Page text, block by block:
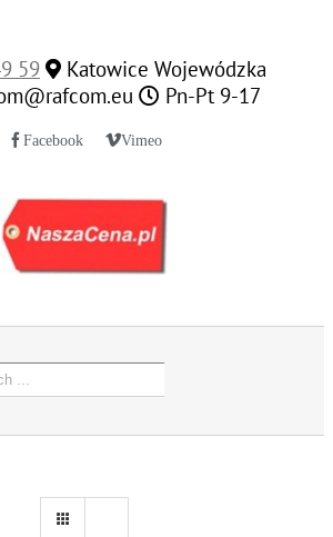
59
Katowice Wojewódzka
Pn-Pt 9-17
Facebook Vimeo